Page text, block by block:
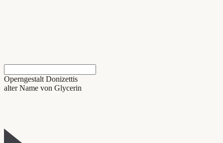
Operngestalt Donizettis
alter Name von Glycerin